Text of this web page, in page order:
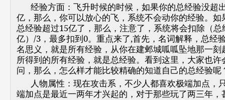
经验方面：飞升时候的时候，如果你的总经验没超
亿，那么，你可以放心的飞，系统不会动你的经验。如
总经验超过15亿了，那么，注意了，系统将会扣除（总
亿）/3，最多扣到0。重点来了,首先，名词解释，总经
名思义，就是所有经验，从你在建邺城呱呱坠地那一刻
所得到的所有经验，就是总经验。看到这里，大家也许
问，那么，怎么样才能比较精确的知道自己的总经验呢
人物属性：现在攻击系，不少人都喜欢极端加点，
端加点是最近一两年才兴起的，对于那些玩了两三年，